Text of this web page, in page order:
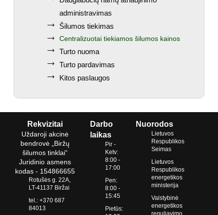
administravimas
Šilumos tiekimas
Centralizuotai tiekiamos šilumos kainos
Turto nuoma
Turto pardavimas
Kitos paslaugos
Rekvizitai
Uždaroji akcinė
bendrovė „Biržų
šilumos tinklai“
Juridinio asmens
kodas - 154866655
Rotušės g. 22A,
LT-41137 Biržai
tel.: +370 687
84013
Darbo
laikas
Pir -
Ketv:
8:00 -
17:00
Pen:
8:00 -
15:45
Pietūs:
Nuorodos
Lietuvos
Respublikos
Seimas
Lietuvos
Respublikos
energetikos
ministerija
Valstybinė
energetikos
reguliavimo